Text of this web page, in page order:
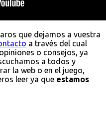
que dejamos a vuestra
a través del cual
o consejos, ya
a todos y
la web o en el juego,
leer ya que estamos